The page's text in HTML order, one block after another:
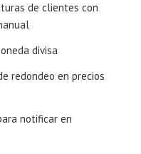
de clientes con
divisa
redondeo en precios
notificar en